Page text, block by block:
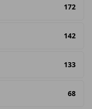
172
142
133
68